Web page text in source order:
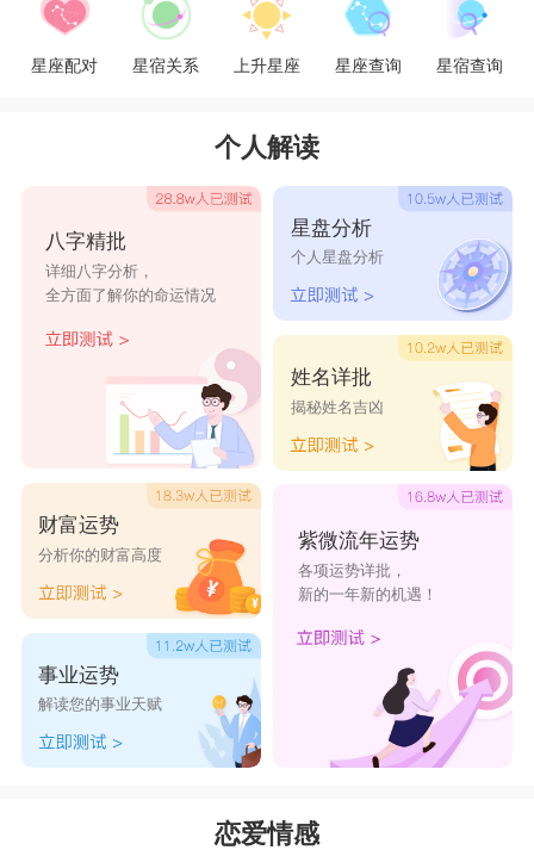
造成。
星座配对 星宿关系 上升星座 星座查询 星宿查询
个人解读
八字精批
详细八字分析，
全方面了解你的命运情况
财富运势
分析你的财富高度
事业运势
解读您的事业天赋
星盘分析
个人星盘分析
姓名详批
揭秘姓名吉凶
紫微流年运势
各项运势详批，
新的一年新的机遇！
恋爱情感